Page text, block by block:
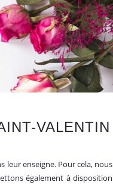
VALENTIN
leur enseigne. Pour cela, nous
également à disposition